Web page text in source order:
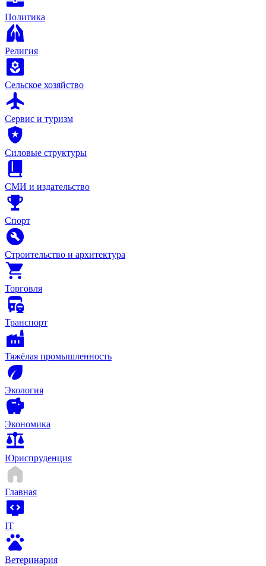
Политика
Религия
Сельское хозяйство
Сервис и туризм
Силовые структуры
СМИ и издательство
Спорт
Строительство и архитектура
Торговля
Транспорт
Тяжёлая промышленность
Экология
Экономика
Юриспруденция
Главная
IT
Ветеринария